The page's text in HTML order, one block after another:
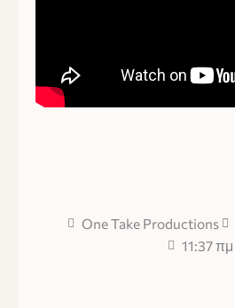
One Take Productions
11:37 πμ